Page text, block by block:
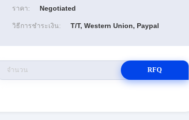
ราคา: Negotiated
วิธีการชำระเงิน: T/T, Western Union, Paypal
RFQ